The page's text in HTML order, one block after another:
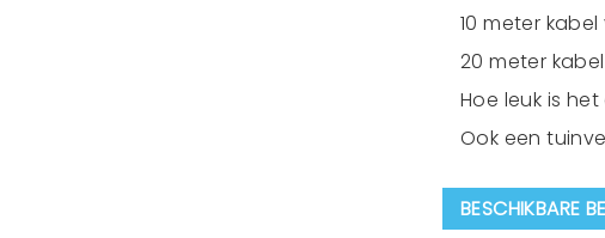
10 meter
20 meter
Hoe leuk is
Ook een
BESCHIKBARE